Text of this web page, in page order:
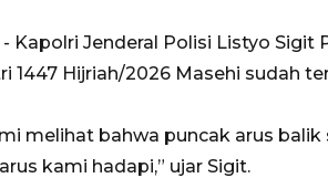
Kapolri Jenderal Polisi Listyo
1447 Hijriah/2026 Masehi sudah
melihat bahwa puncak arus
kami hadapi,” ujar Sigit.